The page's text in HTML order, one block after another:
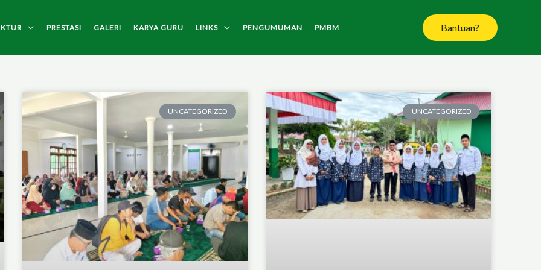
PRESTASI GALERI KARYA GURU LINKS PENGUMUMAN PMBM Bantuan?
UNCATEGORIZED UNCATEGORIZED